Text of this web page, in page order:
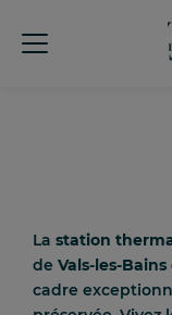
La station
de Vals-les-
cadre